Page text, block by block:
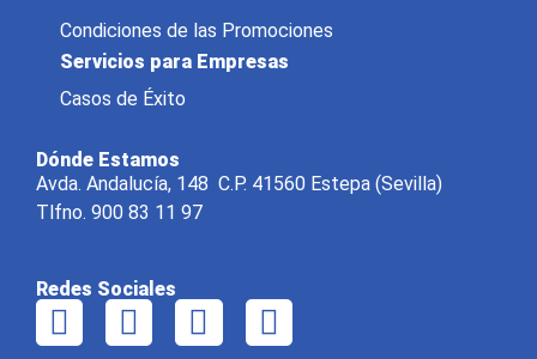
Condiciones de las Promociones
Servicios para Empresas
Casos de Éxito
Dónde Estamos
Avda. Andalucía, 148 C.P. 41560 Estepa (Sevilla)
Tlfno. 900 83 11 97
Redes Sociales